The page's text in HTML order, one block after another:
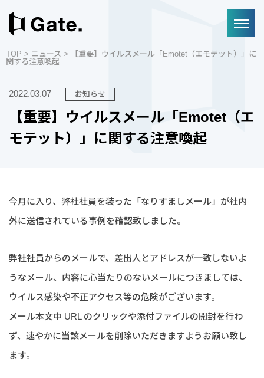
TOP > ニュース > 【重要】ウイルスメール「Emotet（エモテット）」に
関する注意喚起
2022.03.07 お知らせ
【重要】ウイルスメール「Emotet（エ
モテット）」に関する注意喚起
今月に入り、弊社社員を装った「なりすましメール」が社内
外に送信されている事例を確認致しました。
弊社社員からのメールで、差出人とアドレスが一致しないよ
うなメール、内容に心当たりのないメールにつきましては、
ウイルス感染や不正アクセス等の危険がございます。
メール本文中 URL のクリックや添付ファイルの開封を行わ
ず、速やかに当該メールを削除いただきますようお願い致し
ます。